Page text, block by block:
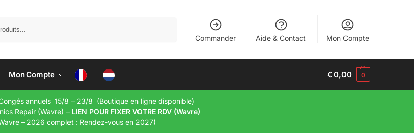
Commander Aide & Contact Mon Compte
Mon Compte €0,00 0
annuels 15/8 – 23/8 (Boutique en ligne disponible)
Repair (Wavre) – LIEN POUR FIXER VOTRE RDV (Wavre)
– 2026 complet : Rendez-vous en 2027)